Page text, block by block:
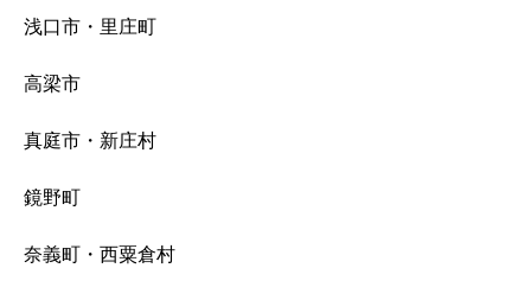
浅口市・里庄町
高梁市
真庭市・新庄村
鏡野町
奈義町・西粟倉村